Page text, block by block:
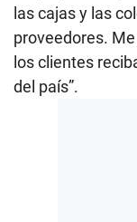
las cajas y las
proveedores.
los clientes
del país”.